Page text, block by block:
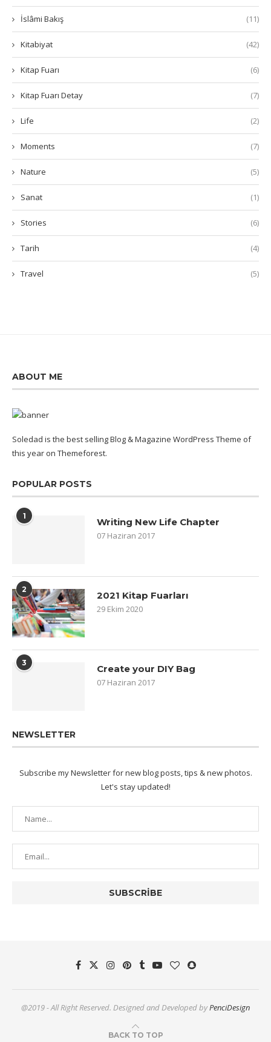
İslâmi Bakış (11)
Kitabiyat (42)
Kitap Fuarı (6)
Kitap Fuarı Detay (7)
Life (2)
Moments (7)
Nature (5)
Sanat (1)
Stories (6)
Tarih (4)
Travel (5)
ABOUT ME
Soledad is the best selling Blog & Magazine WordPress Theme of
this year on Themeforest.
POPULAR POSTS
1 Writing New Life Chapter
07 Haziran 2017
2 2021 Kitap Fuarları
29 Ekim 2020
3 Create your DIY Bag
07 Haziran 2017
NEWSLETTER
Subscribe my Newsletter for new blog posts, tips & new photos.
Let's stay updated!
@2019 - All Right Reserved. Designed and Developed byPenciDesign
BACK TO TOP